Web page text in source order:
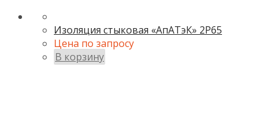
Изоляция стыковая «АпАТэК» 2Р65
Цена по запросу
В корзину